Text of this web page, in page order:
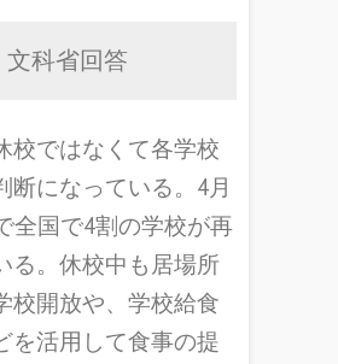
文科省回答
校ではなくて各学校
断になっている。4月
全国で4割の学校が再
る。休校中も居場所
校開放や、学校給食
を活用して食事の提